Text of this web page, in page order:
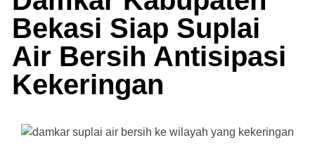
Bekasi Siap Suplai
Air Bersih Antisipasi
Kekeringan